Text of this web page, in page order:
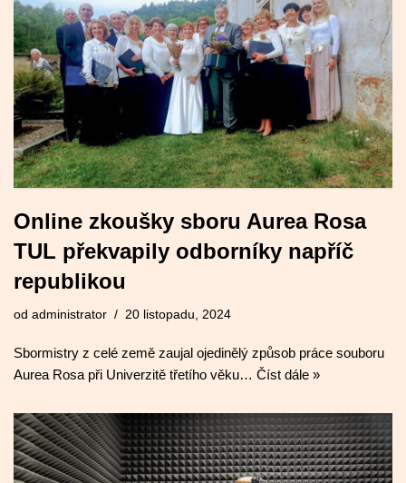
Online zkoušky sboru Aurea Rosa
TUL překvapily odborníky napříč
republikou
od administrator 20 listopadu, 2024
Sbormistry z celé země zaujal ojedinělý způsob práce souboru
Aurea Rosa při Univerzitě třetího věku… Číst dále »